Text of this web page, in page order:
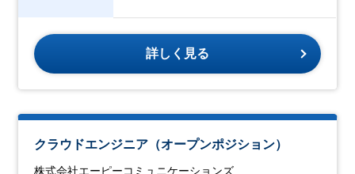
詳しく見る
クラウドエンジニア（オープンポジション）
株式会社エーピーコミュニケーションズ